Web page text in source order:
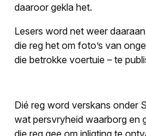
daaroor gekla het.
Lesers word net weer
die reg het om foto’s van
die betrokke voertuie – te
Dié reg word verskans onder
wat persvryheid waarborg en